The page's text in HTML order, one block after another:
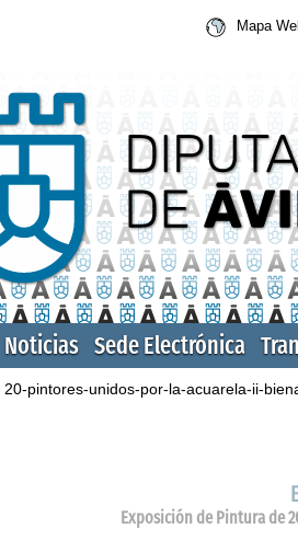
Mapa
Noticias Sede Electrónica
20-pintores-unidos-por-la-acuarela-ii-
Exposición de Pintura de